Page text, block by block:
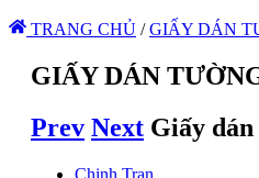
TRANG CHỦ / GIẤY DÁN
GIẤY DÁN
Prev Next Giấy
Chinh Tran